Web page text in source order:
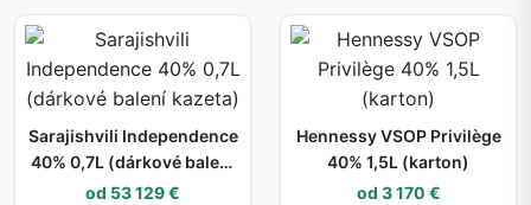
Sarajishvili Independence
40% 0,7L (dárkové balení
kazeta)
od 53 129 €
Hennessy VSOP Privilège
40% 1,5L (karton)
od 3 170 €